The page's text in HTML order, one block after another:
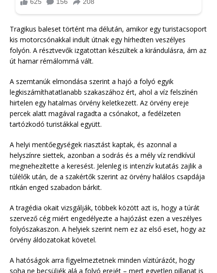
Tragikus baleset történt ma délután, amikor egy turistacsoport
kis motorcsónakkal indult útnak egy hírhedten veszélyes
folyón. A résztvevők izgatottan készültek a kirándulásra, ám az
út hamar rémálommá vált.
A szemtanúk elmondása szerint a hajó a folyó egyik
legkiszámíthatatlanabb szakaszához ért, ahol a víz felszínén
hirtelen egy hatalmas örvény keletkezett. Az örvény ereje
percek alatt magával ragadta a csónakot, a fedélzeten
tartózkodó turistákkal együtt.
A helyi mentőegységek riasztást kaptak, és azonnal a
helyszínre siettek, azonban a sodrás és a mély víz rendkívül
megnehezítette a keresést. Jelenleg is intenzív kutatás zajlik a
túlélők után, de a szakértők szerint az örvény halálos csapdája
ritkán enged szabadon bárkit.
A tragédia okait vizsgálják, többek között azt is, hogy a túrát
szervező cég miért engedélyezte a hajózást ezen a veszélyes
folyószakaszon. A helyiek szerint nem ez az első eset, hogy az
örvény áldozatokat követel.
A hatóságok arra figyelmeztetnek minden vízitúrázót, hogy
soha ne becsüljék alá a folyó erejét – mert egyetlen pillanat is